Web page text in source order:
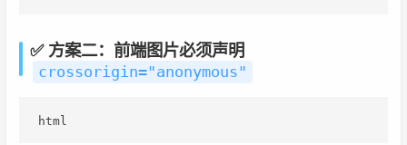
✅ 方案二：前端图片必须声明
crossorigin="anonymous"
html